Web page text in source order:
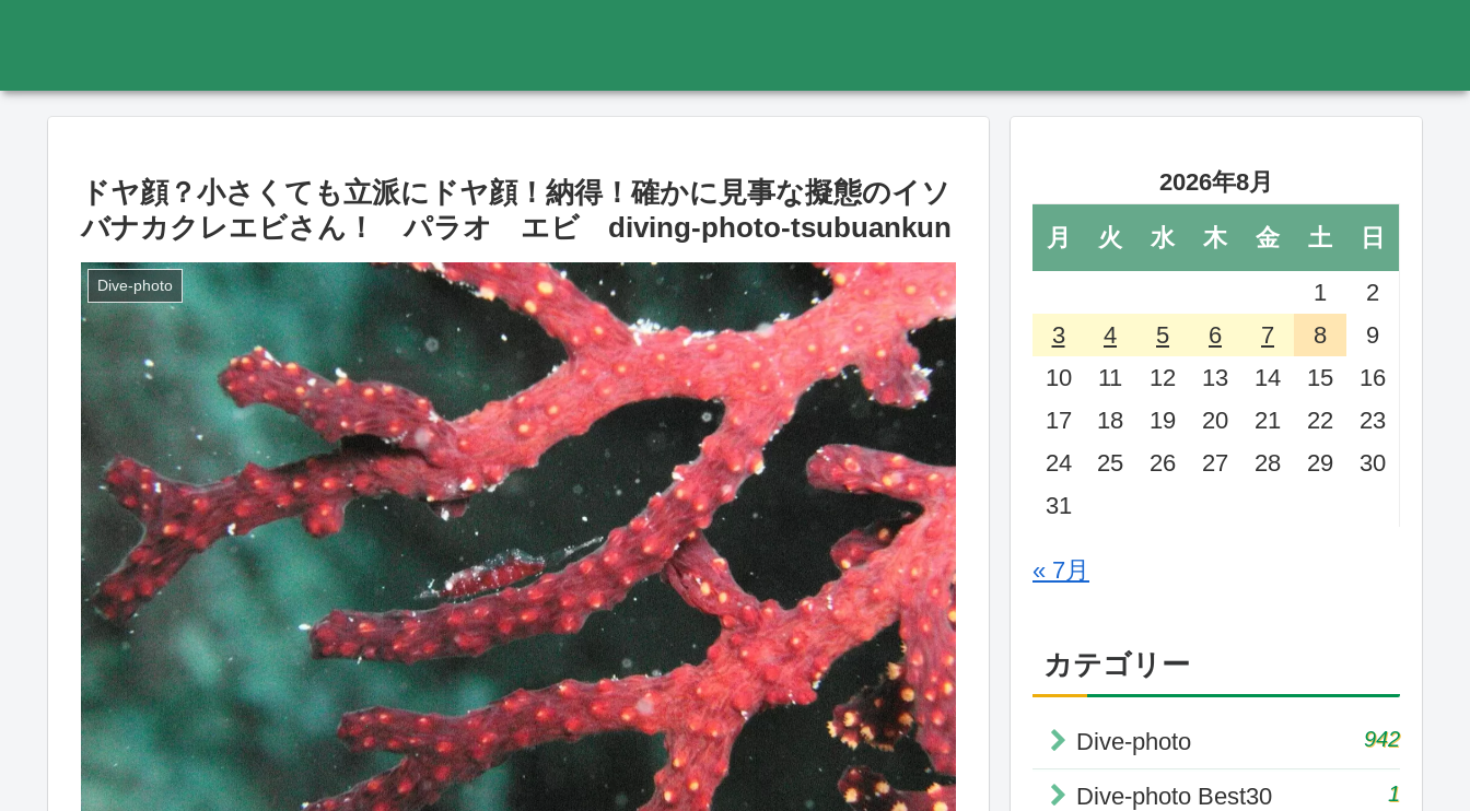
ドヤ顔？小さくても立派にドヤ顔！納得！確かに見事な擬態のイソ
バナカクレエビさん！ パラオ エビ diving-photo‐tsubuankun
Dive-photo
2026年8月
月 火 水 木 金 土
日
1
2
3
4 5 6 7 8
9
10
11 12 13 14 15
16
17
18 19 20 21 22
23
24
25 26 27 28 29
30
31
« 7月
カテゴリー
Dive-photo 942
Dive-photo Best30 1